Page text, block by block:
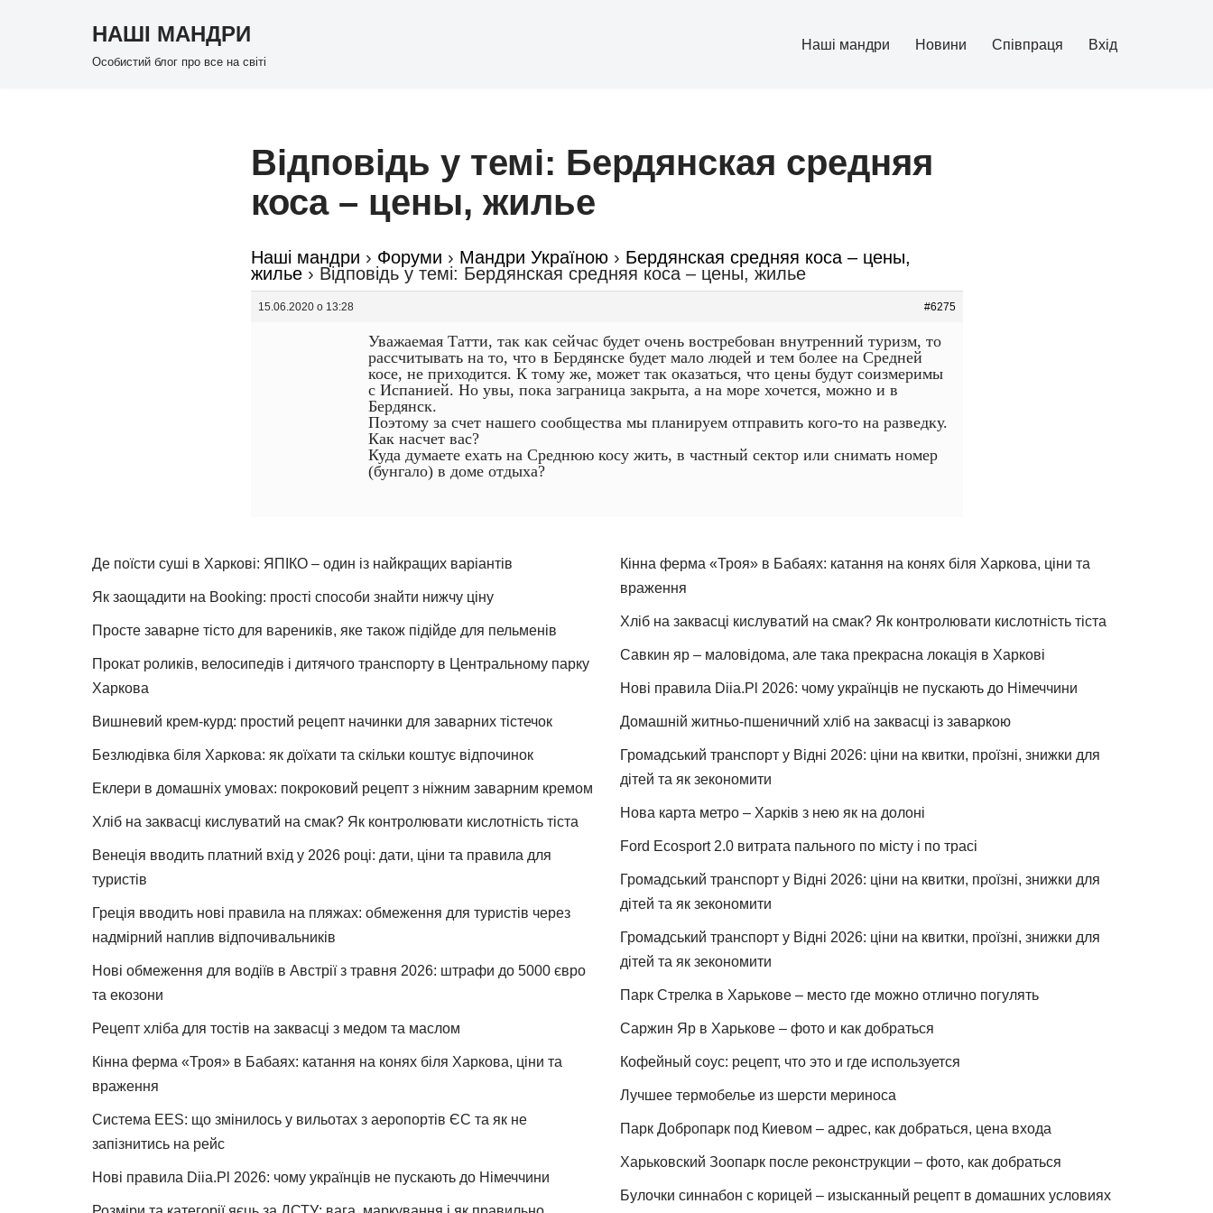
НАШІ МАНДРИ
Особистий блог про все на світі
Наші мандри Новини Співпраця Вхід
Відповідь у темі: Бердянская средняя
коса – цены, жилье
Наші мандри › Форуми › Мандри Україною › Бердянская средняя коса – цены,
жилье › Відповідь у темі: Бердянская средняя коса – цены, жилье
15.06.2020 о 13:28 #6275
Уважаемая Татти, так как сейчас будет очень востребован внутренний туризм, то
рассчитывать на то, что в Бердянске будет мало людей и тем более на Средней
косе, не приходится. К тому же, может так оказаться, что цены будут соизмеримы
с Испанией. Но увы, пока заграница закрыта, а на море хочется, можно и в
Бердянск.
Поэтому за счет нашего сообщества мы планируем отправить кого-то на разведку.
Как насчет вас?
Куда думаете ехать на Среднюю косу жить, в частный сектор или снимать номер
(бунгало) в доме отдыха?
Де поїсти суші в Харкові: ЯПІКО – один із найкращих варіантів
Як заощадити на Booking: прості способи знайти нижчу ціну
Просте заварне тісто для вареників, яке також підійде для пельменів
Прокат роликів, велосипедів і дитячого транспорту в Центральному парку
Харкова
Вишневий крем-курд: простий рецепт начинки для заварних тістечок
Безлюдівка біля Харкова: як доїхати та скільки коштує відпочинок
Еклери в домашніх умовах: покроковий рецепт з ніжним заварним кремом
Хліб на заквасці кислуватий на смак? Як контролювати кислотність тіста
Венеція вводить платний вхід у 2026 році: дати, ціни та правила для
туристів
Греція вводить нові правила на пляжах: обмеження для туристів через
надмірний наплив відпочивальників
Нові обмеження для водіїв в Австрії з травня 2026: штрафи до 5000 євро
та екозони
Рецепт хліба для тостів на заквасці з медом та маслом
Кінна ферма «Троя» в Бабаях: катання на конях біля Харкова, ціни та
враження
Система EES: що змінилось у вильотах з аеропортів ЄС та як не
запізнитись на рейс
Нові правила Diia.Pl 2026: чому українців не пускають до Німеччини
Кінна ферма «Троя» в Бабаях: катання на конях біля Харкова, ціни та
враження
Хліб на заквасці кислуватий на смак? Як контролювати кислотність тіста
Савкин яр – маловідома, але така прекрасна локація в Харкові
Нові правила Diia.Pl 2026: чому українців не пускають до Німеччини
Домашній житньо-пшеничний хліб на заквасці із заваркою
Громадський транспорт у Відні 2026: ціни на квитки, проїзні, знижки для
дітей та як зекономити
Нова карта метро – Харків з нею як на долоні
Ford Ecosport 2.0 витрата пального по місту і по трасі
Громадський транспорт у Відні 2026: ціни на квитки, проїзні, знижки для
дітей та як зекономити
Громадський транспорт у Відні 2026: ціни на квитки, проїзні, знижки для
дітей та як зекономити
Парк Стрелка в Харькове – место где можно отлично погулять
Саржин Яр в Харькове – фото и как добраться
Кофейный соус: рецепт, что это и где используется
Лучшее термобелье из шерсти мериноса
Парк Добропарк под Киевом – адрес, как добраться, цена входа
Харьковский Зоопарк после реконструкции – фото, как добраться
Булочки синнабон с корицей – изысканный рецепт в домашних условиях